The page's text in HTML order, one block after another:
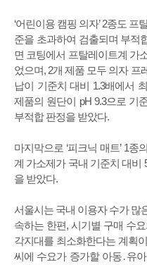
‘어린이용 캠핑 의자’ 2종도 프
준을 초과하여 검출되며 부적
면 코팅에서 프탈레이트계 가
었으며, 2개 제품 모두 의자 프
납이 기준치 대비 1.3배에서
제품의 원단이 pH 9.3으로 기
부적합 판정을 받았다.
마지막으로 ‘피크닉 매트’ 1
계 가소제가 국내 기준치 대비
을 받았다.
서울시는 국내 이용자 수가 많
속하는 한편, 시기별 구매 수
각지대를 최소화한다는 계획
씨에 수요가 증가할 아동․유